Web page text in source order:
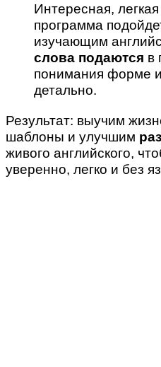
Интересная,
программа
изучающим
слова подаются в
понимания форме
детально.
Результат: выучим
шаблоны и улучшим
живого английского,
уверенно, легко и без